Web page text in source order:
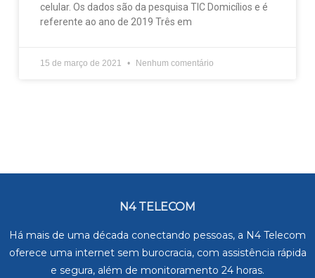
celular. Os dados são da pesquisa TIC Domicílios e é
referente ao ano de 2019 Três em
15 de março de 2021 Nenhum comentário
N4 TELECOM
Há mais de uma década conectando pessoas, a N4 Telecom
oferece uma internet sem burocracia, com assistência rápida
e segura, além de monitoramento 24 horas.